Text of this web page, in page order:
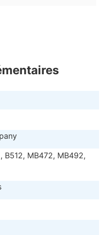
B512, MB472, MB492,